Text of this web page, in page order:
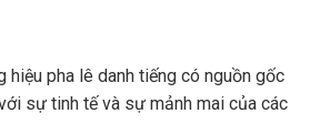
hiệu pha lê danh tiếng có nguồn gốc
sự tinh tế và sự mảnh mai của các